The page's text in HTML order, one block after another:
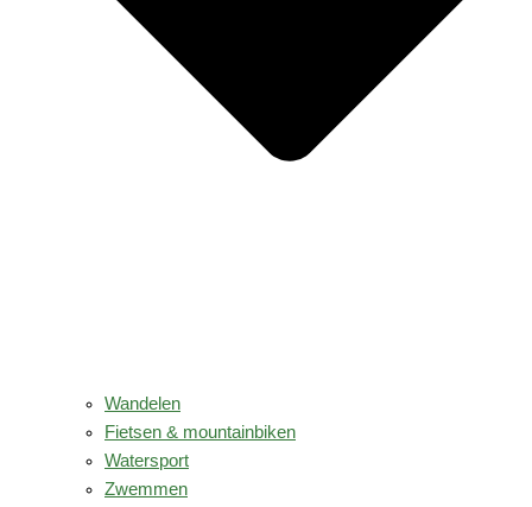
Wandelen
Fietsen & mountainbiken
Watersport
Zwemmen